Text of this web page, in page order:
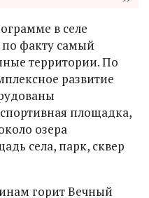
в селе
по факту самый
территории. По
развитие
площадка,
озера
села, парк, сквер
горит Вечный